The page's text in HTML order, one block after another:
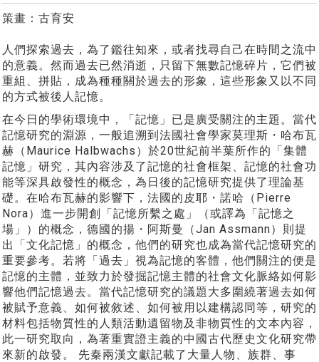
策畫：古育安
人們探索過去，為了鑑往知來，或者找尋自己在時間之流中
的意義。然而過去已然消逝，只留下無數記憶碎片，它們被
重組、拼貼，成為種種關於過去的形象，這些形象又以不同
的方式被後人記憶。
在今日的學術環境中，「記憶」已是廣受關注的主題。當代
記憶研究的淵源，一般追溯到法國社會學家莫理斯・哈布瓦
赫（Maurice Halbwachs）於20世紀前半葉所作的「集體
記憶」研究，其內容涉及了記憶的社會框架、記憶的社會功
能等深具啟發性的概念，為日後的記憶研究提供了理論基
礎。在哈布瓦赫的影響下，法國的皮耶・諾哈（Pierre
Nora）進一步開創「記憶所繫之處」（或譯為「記憶之
場」）的概念，德國的揚・阿斯曼（Jan Assmann）則提
出「文化記憶」的概念，他們的研究也成為當代記憶研究的
重要參考。若將「過去」視為記憶的客體，他們關注的便是
記憶的主體，並致力於發掘記憶主體的社會文化脈絡如何影
響他們記憶過去。當代記憶研究的議題大多圍繞著過去如何
被賦予意義、如何被敘述、如何被用以建構認同等，研究的
材料包括物質性的人類活動遺留物及非物質性的文本內容，
此一研究取向，為著重實證主義的中國古代歷史文化研究帶
來新的啟發。 先秦兩漢文獻記載了大量人物、族群、事